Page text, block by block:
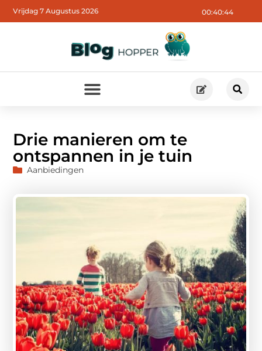
00:40:45
Vrijdag 7 Augustus 2026
Drie manieren om te
ontspannen in je tuin
Aanbiedingen